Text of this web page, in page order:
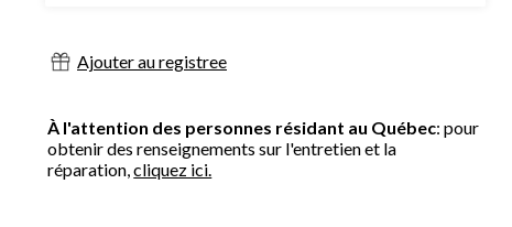
Ajouter au registree
À l'attention des personnes résidant au Québec: pour
obtenir des renseignements sur l'entretien et la
réparation,cliquez ici.